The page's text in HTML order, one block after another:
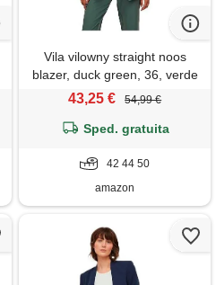
Vila vilowny straight noos
blazer, duck green, 36, verde
duck, 42
43,25 € 54,99 €
Sped. gratuita
42 44 50
amazon